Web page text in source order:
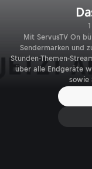
Mit ServusTV On
Sendermarken und
Stunden-Themen-
über alle Endgeräte
sowie